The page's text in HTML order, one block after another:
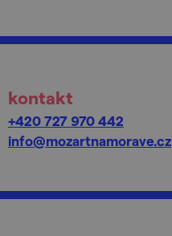
kontakt
+420 727 970 442
info@mozartnamorave.cz